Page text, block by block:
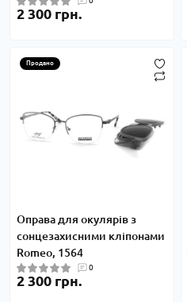
2 300 грн.
Продано
Оправа для окулярів з
сонцезахисними кліпонами
Romeo, 1564
0
2 300 грн.